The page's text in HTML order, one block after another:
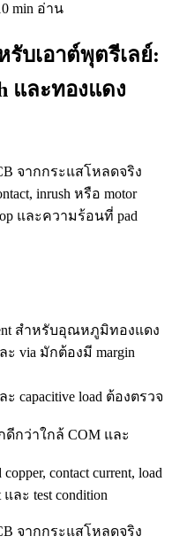
min อ่าน
รับเอาต์พุตรีเลย์:
และทองแดง
จากกระแสโหลดจริง
inrush หรือ motor
และความร้อนที่ pad
สำหรับอุณหภูมิทองแดง
ละ via มักต้องมี margin
ะ capacitive load ต้องตรวจ
ดีกว่าใกล้ COM และ
contact current, load
และ test condition
จากกระแสโหลดจริง